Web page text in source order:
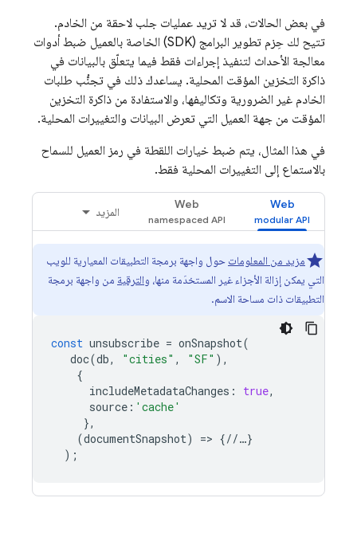
في بعض الحالات، قد لا تريد عمليات جلب لاحقة من الخادم.
تتيح لك حِزم تطوير البرامج (SDK) الخاصة بالعميل ضبط أدوات
معالجة الأحداث لتنفيذ إجراءات فقط فيما يتعلّق بالبيانات في
ذاكرة التخزين المؤقت المحلية. يساعدك ذلك في تجنُّب طلبات
الخادم غير الضرورية وتكاليفها، والاستفادة من ذاكرة التخزين
المؤقت من جهة العميل التي تعرض البيانات والتغييرات المحلية.
في هذا المثال، يتم ضبط خيارات اللقطة في رمز العميل للسماح
بالاستماع إلى التغييرات المحلية فقط.
Web
Web
المزيد
مزيد من المعلومات حول واجهة برمجة التطبيقات المعيارية للويب
التي يمكن إزالة الأجزاء غير المستخدَمة منها، والترقية من واجهة برمجة
التطبيقات ذات مساحة الاسم.
const unsubscribe = onSnapshot(
doc(db, "cities" , "SF" ),
{
includeMetadataChanges : true,
source : 'cache'
},
(documentSnapshot) => {//…}
);